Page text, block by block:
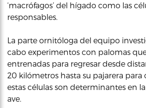
‘macrófagos’ del hígado como las
responsables.
La parte ornitóloga del equipo
cabo experimentos con palomas
entrenadas para regresar desde
20 kilómetros hasta su pajarera para
estas células son determinantes en
ave.